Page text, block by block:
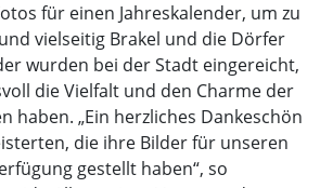
für einen Jahreskalender, um zu
vielseitig Brakel und die Dörfer
wurden bei der Stadt eingereicht,
die Vielfalt und den Charme der
haben. „Ein herzliches Dankeschön
die ihre Bilder für unseren
gestellt haben“, so